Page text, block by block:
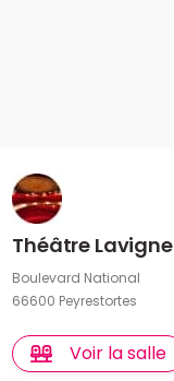
Théâtre Lavigne
Boulevard National
66600 Peyrestortes
Voir la salle